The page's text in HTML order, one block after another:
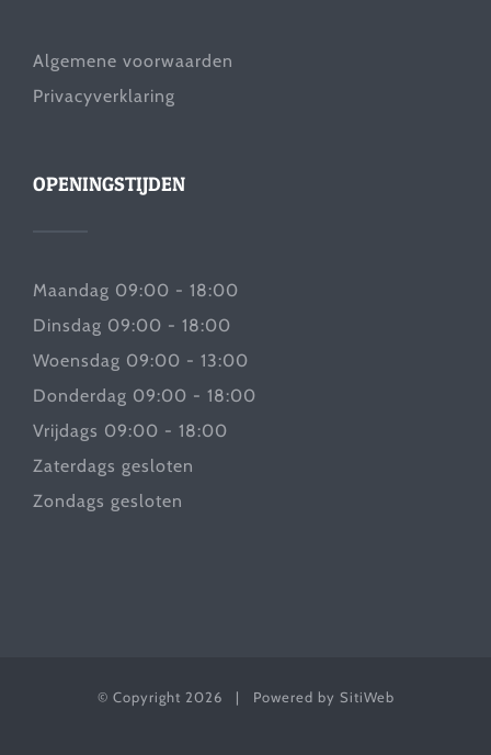
Algemene voorwaarden
Privacyverklaring
OPENINGSTIJDEN
Maandag 09:00 - 18:00
Dinsdag 09:00 - 18:00
Woensdag 09:00 - 13:00
Donderdag 09:00 - 18:00
Vrijdags 09:00 - 18:00
Zaterdags gesloten
Zondags gesloten
© Copyright 2026 | Powered by SitiWeb